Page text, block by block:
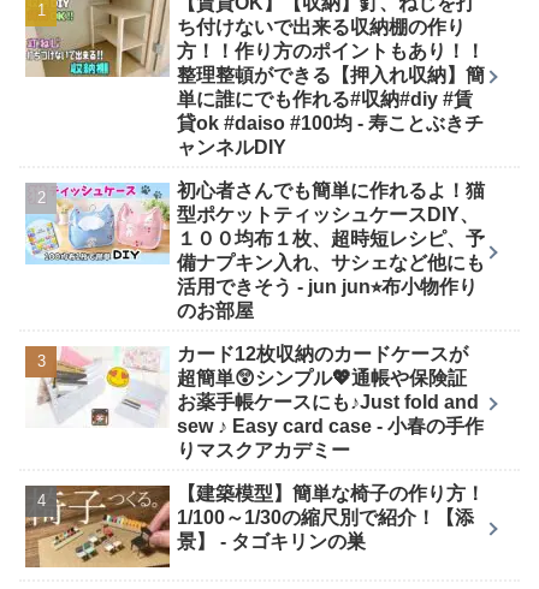
ち付けないで出来る収納棚の作り
方！！作り方のポイントもあり！！
整理整頓ができる【押入れ収納】簡
単に誰にでも作れる#収納#diy #賃
貸ok #daiso #100均 - 寿ことぶきチ
ャンネルDIY
初心者さんでも簡単に作れるよ！猫
型ポケットティッシュケースDIY、
１００均布１枚、超時短レシピ、予
備ナプキン入れ、サシェなど他にも
活用できそう - jun jun⭐︎布小物作り
のお部屋
カード12枚収納のカードケースが
超簡単😲シンプル💖通帳や保険証
お薬手帳ケースにも♪Just fold and
sew ♪ Easy card case - 小春の手作
りマスクアカデミー
【建築模型】簡単な椅子の作り方！
1/100～1/30の縮尺別で紹介！【添
景】 - タゴキリンの巣